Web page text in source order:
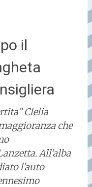
il
Clelia
che
All’alba
l’auto